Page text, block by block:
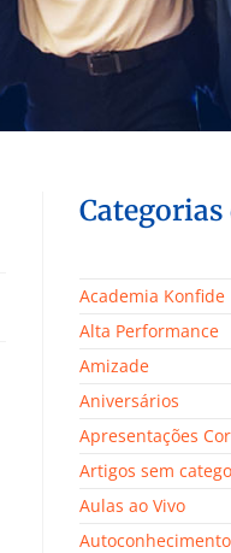
Academia Konfide
Alta Performance
Amizade
Aniversários
Apresentações
Artigos sem
Aulas ao Vivo
Autoconhecimento